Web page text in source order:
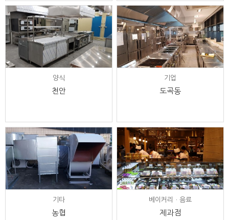
양식
천안
기업
도곡동
기타
농협
베이커리ㆍ음료
제과점